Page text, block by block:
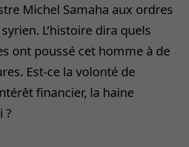
Michel Samaha aux ordres
L’histoire dira quels
ont poussé cet homme à de
Est-ce la volonté de
financier, la haine
?